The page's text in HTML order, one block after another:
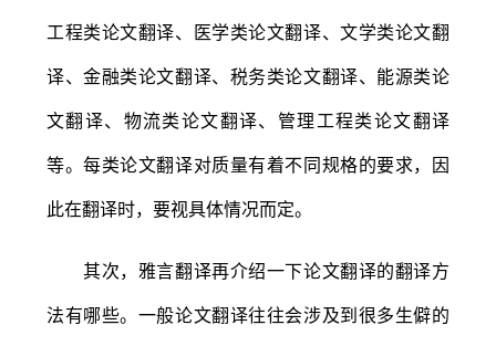
工程类论文翻译、医学类论文翻译、文学类论文翻
译、金融类论文翻译、税务类论文翻译、能源类论
文翻译、物流类论文翻译、管理工程类论文翻译
等。每类论文翻译对质量有着不同规格的要求，因
此在翻译时，要视具体情况而定。
其次，雅言翻译再介绍一下论文翻译的翻译方
法有哪些。一般论文翻译往往会涉及到很多生僻的